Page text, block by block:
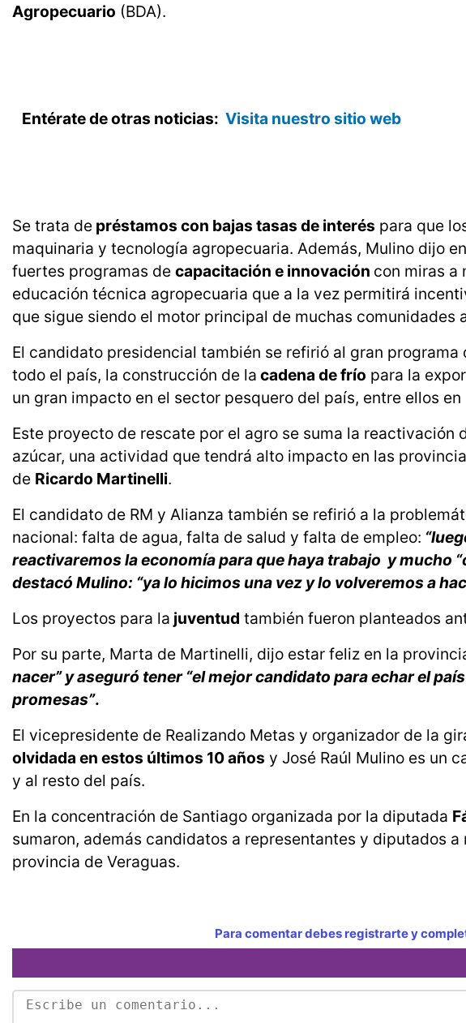
Agropecuario (BDA).
Entérate de otras noticias: Visita nuestro sitio web
Se trata de préstamos con bajas tasas de interés para que
maquinaria y tecnología agropecuaria. Además, Mulino dijo
fuertes programas de capacitación e innovación con miras a
educación técnica agropecuaria que a la vez permitirá
que sigue siendo el motor principal de muchas comunidades
El candidato presidencial también se refirió al gran
todo el país, la construcción de la cadena de frío para la
un gran impacto en el sector pesquero del país, entre ellos
Este proyecto de rescate por el agro se suma la reactivación
azúcar, una actividad que tendrá alto impacto en las
de Ricardo Martinelli.
El candidato de RM y Alianza también se refirió a la
nacional: falta de agua, falta de salud y falta de empleo:
reactivaremos la economía para que haya trabajo y mucho
destacó Mulino: “ya lo hicimos una vez y lo volveremos a
Los proyectos para la juventud también fueron planteados
Por su parte, Marta de Martinelli, dijo estar feliz en la
nacer” y aseguró tener “el mejor candidato para echar el
promesas”.
El vicepresidente de Realizando Metas y organizador de la
olvidada en estos últimos 10 años y José Raúl Mulino es un
y al resto del país.
En la concentración de Santiago organizada por la diputada
sumaron, además candidatos a representantes y diputados a
provincia de Veraguas.
Para comentar debes registrarte y